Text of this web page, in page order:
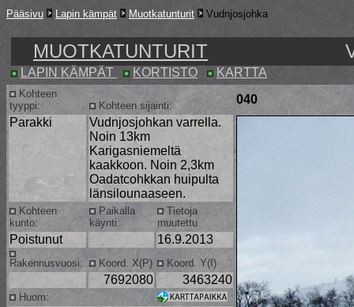
Pääsivu Lapin kämpät Muotkatunturit Vudnjosjohka
MUOTKATUNTURIT
LAPIN KÄMPÄT KORTISTO KARTTA
Kohteen
tyyppi:
Kohteen sijainti:
040
Parakki
Vudnjosjohkan varrella.
Noin 13km
Karigasniemeltä
kaakkoon. Noin 2,3km
Oadatcohkkan huipulta
länsilounaaseen.
Kohteen
kunto:
Paikalla
käynti:
Tietoja
muutettu
Poistunut 16.9.2013
Rakennusvuosi: Koord. X(P) Koord. Y(I)
7692080 3463240
Huom: